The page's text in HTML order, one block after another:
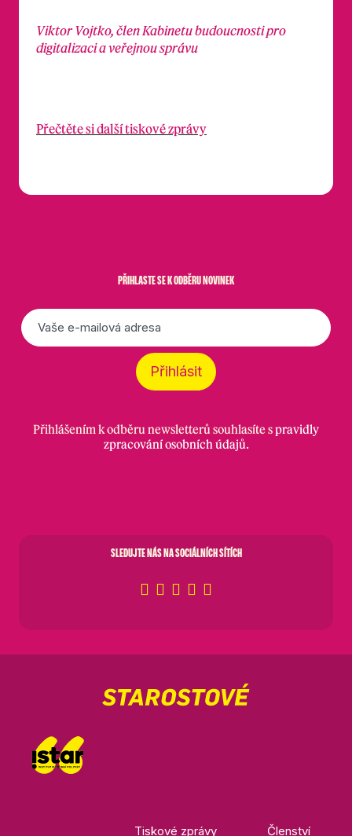
Viktor Vojtko, člen Kabinetu budoucnosti pro
digitalizaci a veřejnou správu
Přečtěte si další tiskové zprávy
PŘIHLASTE SE K ODBĚRU NOVINEK
E-
mail
Přihlásit
Přihlášením k odběru newsletterů souhlasíte spravidly
zpracování osobních údajů.
SLEDUJTE NÁS NA SOCIÁLNÍCH SÍTÍCH
Tiskové zprávy Členství